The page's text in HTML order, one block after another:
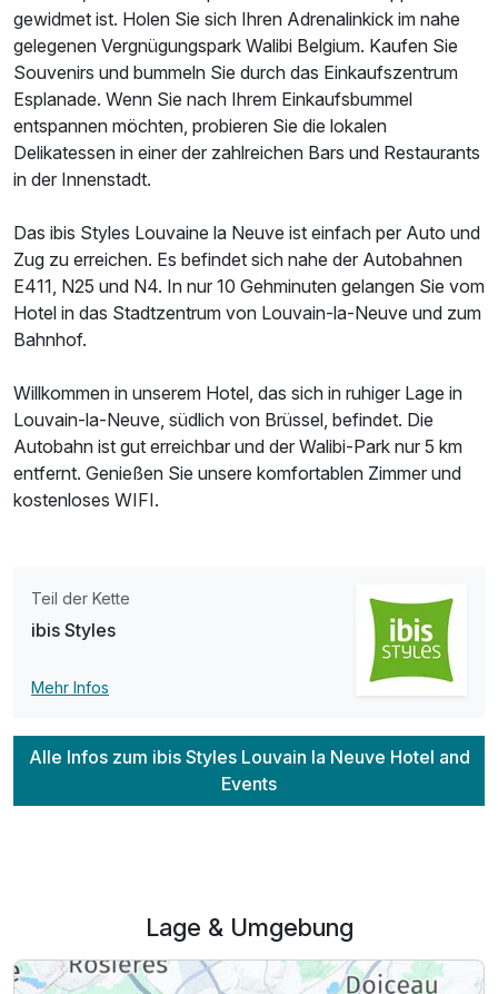
Zusatznächte
Für 7 Tage p.P. ab484,00 €
gewidmet ist. Holen Sie sich Ihren Adrenalinkick im nahe
gelegenen Vergnügungspark Walibi Belgium. Kaufen Sie
Souvenirs und bummeln Sie durch das Einkaufszentrum
Esplanade. Wenn Sie nach Ihrem Einkaufsbummel
entspannen möchten, probieren Sie die lokalen
Delikatessen in einer der zahlreichen Bars und Restaurants
in der Innenstadt.
Das ibis Styles Louvaine la Neuve ist einfach per Auto und
Zug zu erreichen. Es befindet sich nahe der Autobahnen
E411, N25 und N4. In nur 10 Gehminuten gelangen Sie vom
Hotel in das Stadtzentrum von Louvain-la-Neuve und zum
Bahnhof.
Willkommen in unserem Hotel, das sich in ruhiger Lage in
Louvain-la-Neuve, südlich von Brüssel, befindet. Die
Autobahn ist gut erreichbar und der Walibi-Park nur 5 km
entfernt. Genießen Sie unsere komfortablen Zimmer und
kostenloses WIFI.
Teil der Kette
ibis Styles
Mehr Infos
Alle Infos zum ibis Styles Louvain la Neuve Hotel and
Events
Lage & Umgebung